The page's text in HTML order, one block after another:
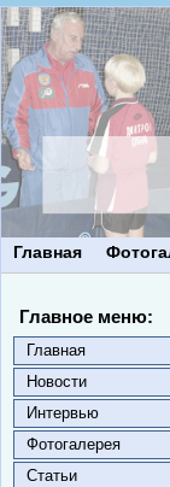
Главная
Главное меню:
Главная
Новости
Интервью
Фотогалерея
Статьи